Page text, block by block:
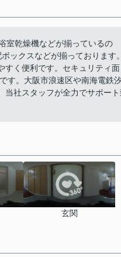
室乾燥機などが揃っているの
ックスなどが揃っております。
すく便利です。セキュリティ面
す。大阪市浪速区や南海電鉄汐
当社スタッフが全力でサポー
玄関